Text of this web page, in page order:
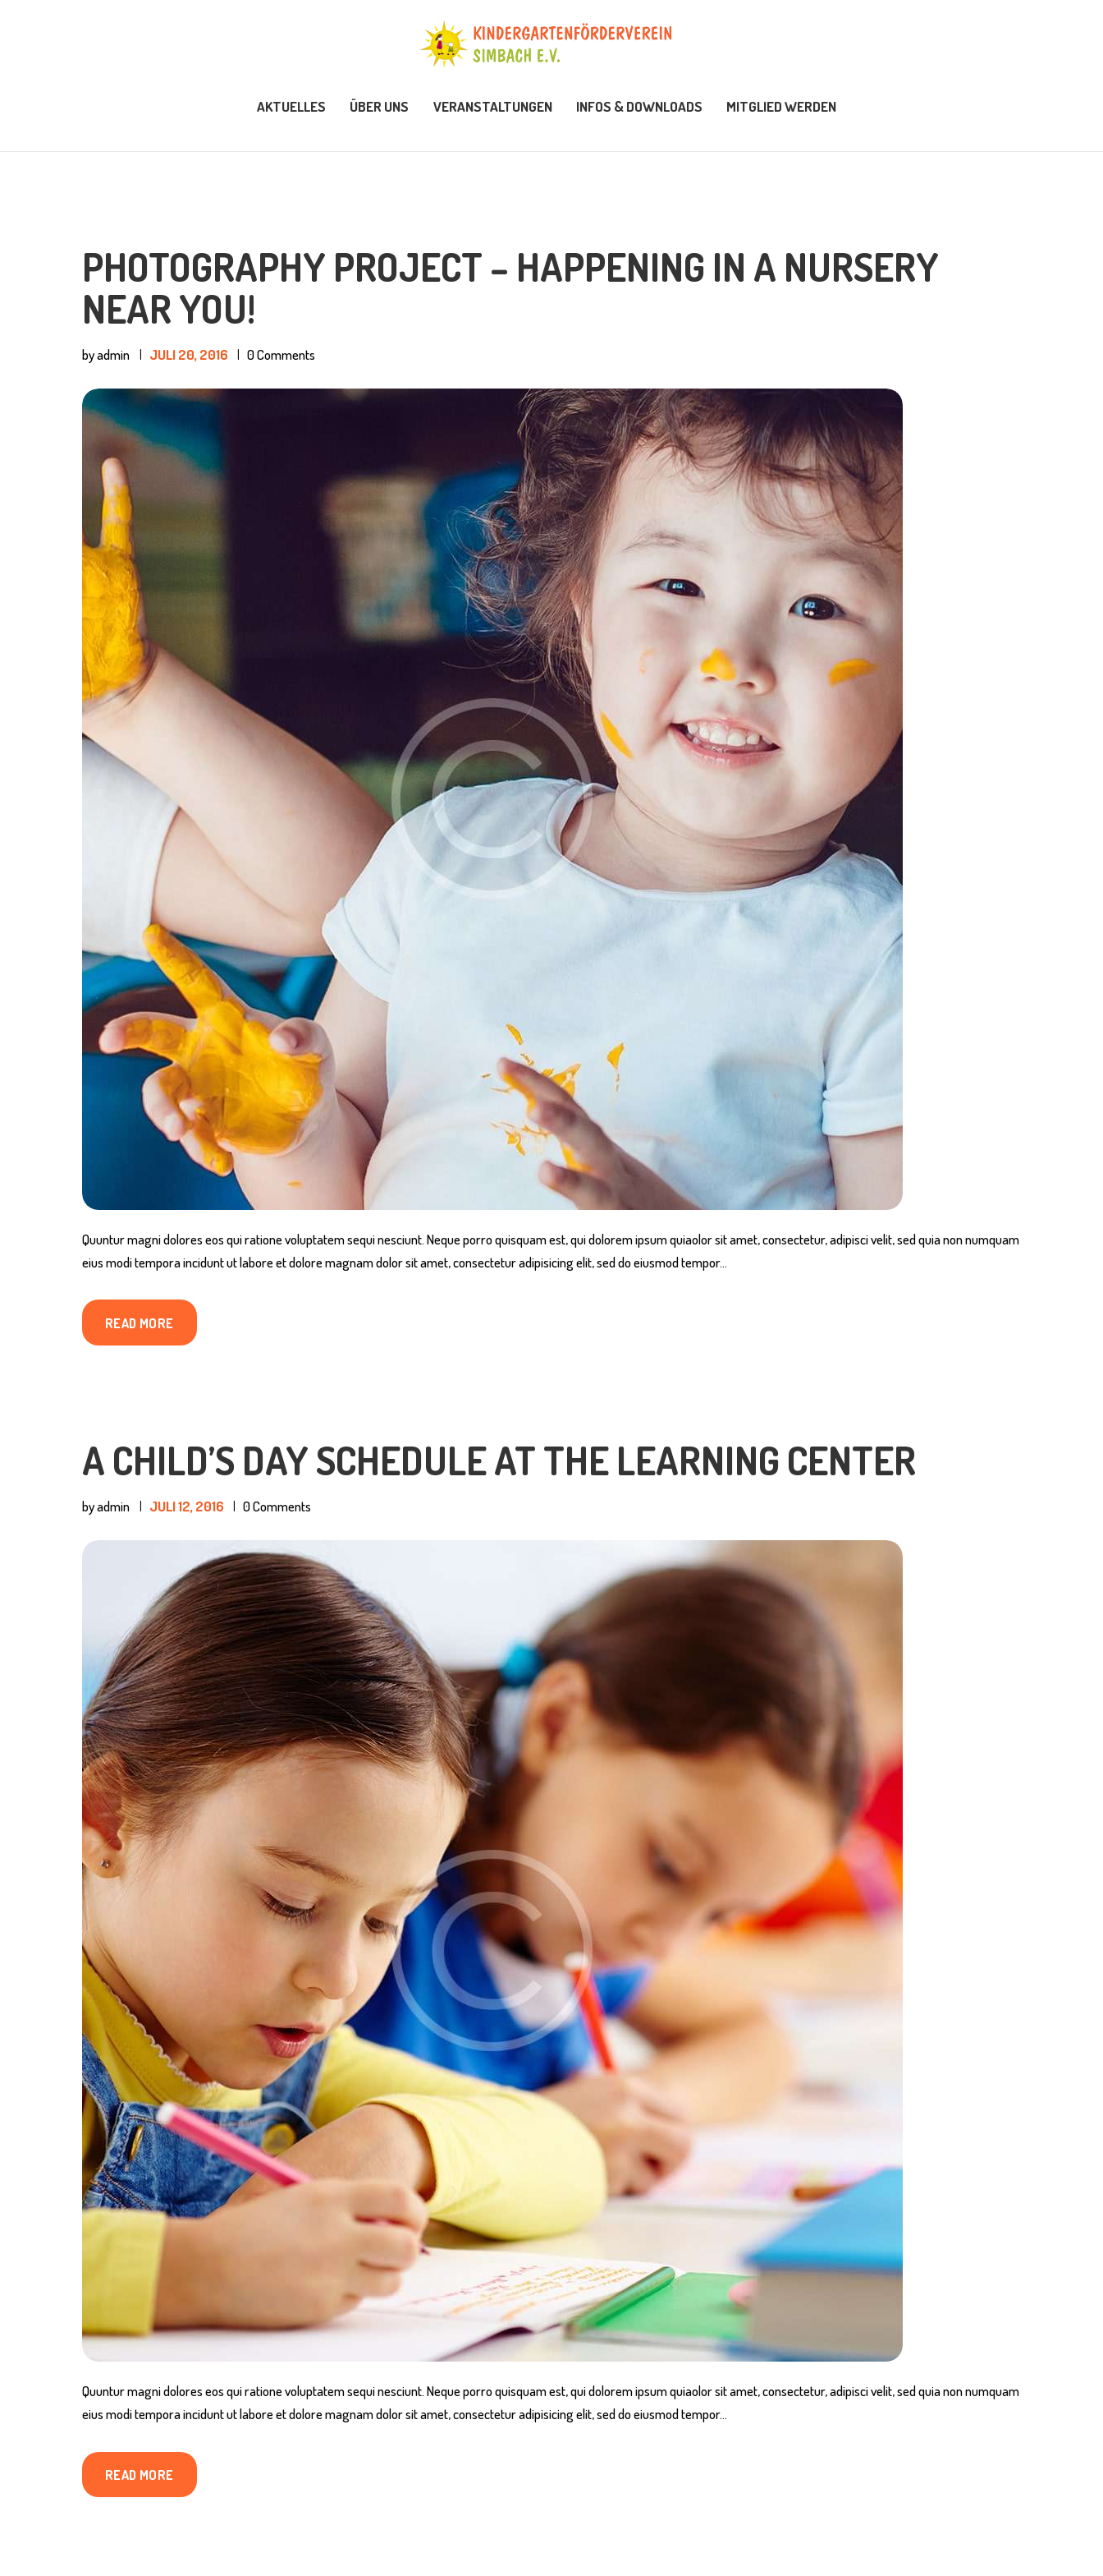
AKTUELLES ÜBER UNS VERANSTALTUNGEN INFOS & DOWNLOADS MITGLIED WERDEN
AKTUELLES
ÜBER UNS
PHOTOGRAPHY PROJECT – HAPPENING IN A NURSERY
NEAR YOU!
by admin JULI 20, 2016 0Comments
Quuntur magni dolores eos qui ratione voluptatem sequi nesciunt. Neque porro quisquam est, qui dolorem ipsum quiaolor sit amet, consectetur, adipisci velit, sed quia non numquam
eius modi tempora incidunt ut labore et dolore magnam dolor sit amet, consectetur adipisicing elit, sed do eiusmod tempor…
READ MORE
A CHILD’S DAY SCHEDULE AT THE LEARNING CENTER
by admin JULI 12, 2016 0Comments
Quuntur magni dolores eos qui ratione voluptatem sequi nesciunt. Neque porro quisquam est, qui dolorem ipsum quiaolor sit amet, consectetur, adipisci velit, sed quia non numquam
eius modi tempora incidunt ut labore et dolore magnam dolor sit amet, consectetur adipisicing elit, sed do eiusmod tempor…
READ MORE